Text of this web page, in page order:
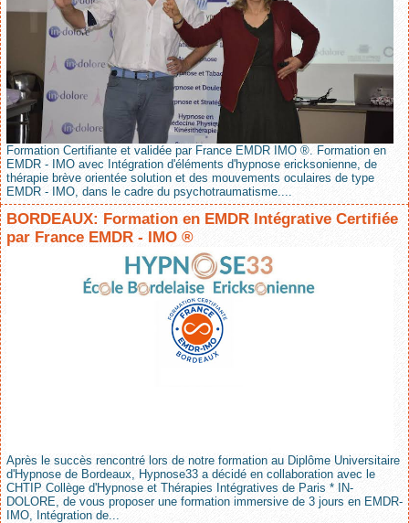
Formation Certifiante et validée par France EMDR IMO ®. Formation en
EMDR - IMO avec Intégration d'éléments d'hypnose ericksonienne, de
thérapie brève orientée solution et des mouvements oculaires de type
EMDR - IMO, dans le cadre du psychotraumatisme....
BORDEAUX: Formation en EMDR Intégrative Certifiée
par France EMDR - IMO ®
Après le succès rencontré lors de notre formation au Diplôme Universitaire
d'Hypnose de Bordeaux, Hypnose33 a décidé en collaboration avec le
CHTIP Collège d'Hypnose et Thérapies Intégratives de Paris * IN-
DOLORE, de vous proposer une formation immersive de 3 jours en EMDR-
IMO, Intégration de...